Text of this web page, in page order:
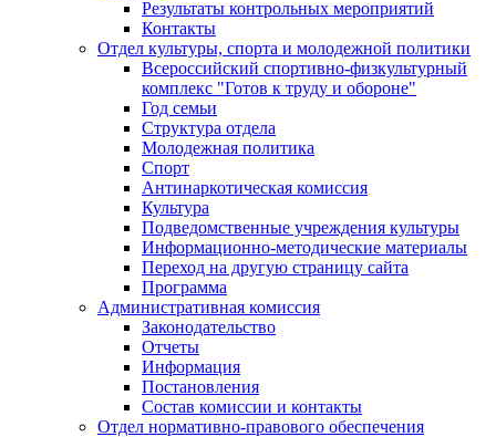
Результаты контрольных мероприятий
Контакты
Отдел культуры, спорта и молодежной политики
Всероссийский спортивно-физкультурный
комплекс "Готов к труду и обороне"
Год семьи
Структура отдела
Молодежная политика
Спорт
Антинаркотическая комиссия
Культура
Подведомственные учреждения культуры
Информационно-методические материалы
Переход на другую страницу сайта
Программа
Административная комиссия
Законодательство
Отчеты
Информация
Постановления
Состав комиссии и контакты
Отдел нормативно-правового обеспечения